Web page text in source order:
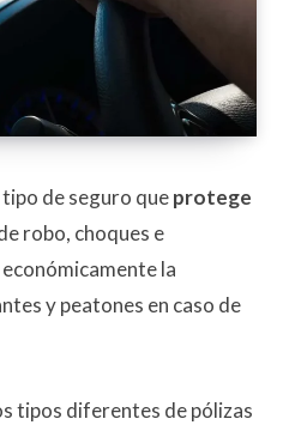
de seguro queprotege
robo, choques e
la
y peatones en caso de
tipos diferentes de pólizas